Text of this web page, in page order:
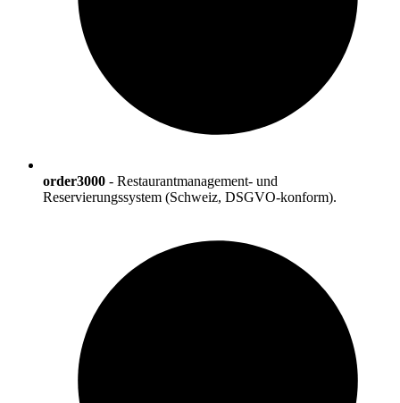
order3000 - Restaurantmanagement- und
Reservierungssystem (Schweiz, DSGVO-konform).